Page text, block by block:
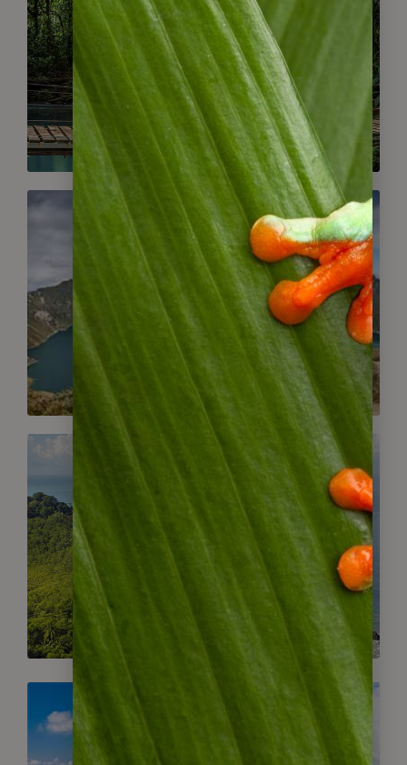
Costa Rica
Gruppenreisen
Ecuador
Gruppenreisen
Panama